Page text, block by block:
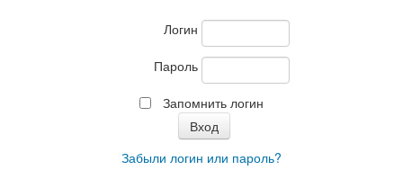
Логин
Пароль
Запомнить логин
Забыли логин или пароль?